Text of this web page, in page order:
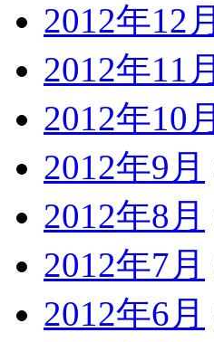
2012年12月
2012年11月
2012年10月
2012年9月
2012年8月
2012年7月
2012年6月